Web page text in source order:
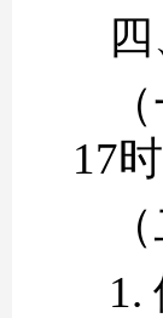
17
1.